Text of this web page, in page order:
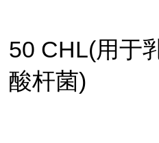
50 CHL(用于
酸杆菌)